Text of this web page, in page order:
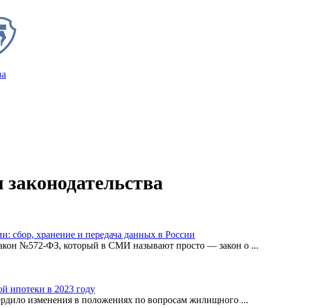
сбор, хранение и передача данных в России
№572-ФЗ, который в СМИ называют просто — закон о ...
ипотеки в 2023 году
изменения в положениях по вопросам жилищного ...